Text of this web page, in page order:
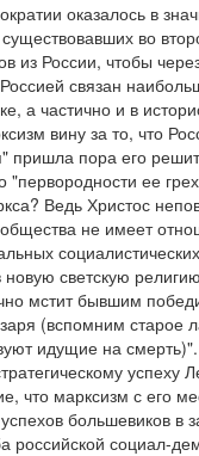
оказалось в
во
России, чтобы
связан
а частично и в
вину за то, что
пришла пора его
ее
Ведь Христос
не имеет
светскую
мстит бывшим
(вспомним старое
идущие на
успеху
что марксизм с его
большевиков в
социал-